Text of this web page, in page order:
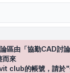
由「協勤CAD討
而來
club的帳號，請於